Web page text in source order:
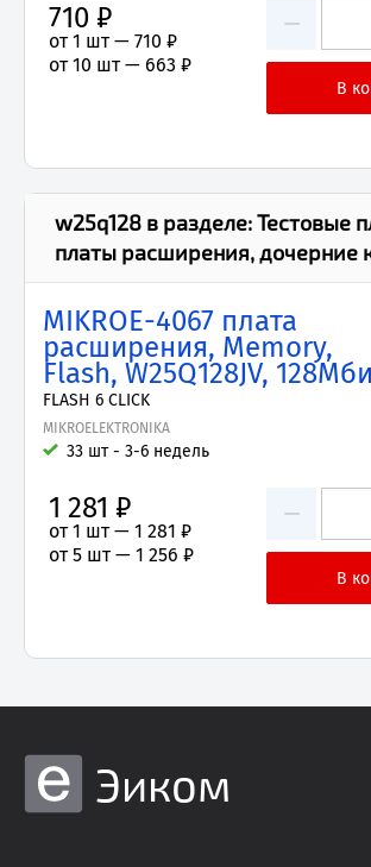
−
710 ₽
от 1 шт — 710 ₽
от 10 шт — 663 ₽
w25q128 в разделе:Тестовые
платы расширения, дочерние
MIKROE-4067 плата
расширения, Memory,
Flash, W25Q128JV,
FLASH 6 CLICK
MIKROELEKTRONIKA
33 шт - 3-6 недель
−
1 281 ₽
от 1 шт — 1 281 ₽
от 5 шт — 1 256 ₽
Эиком